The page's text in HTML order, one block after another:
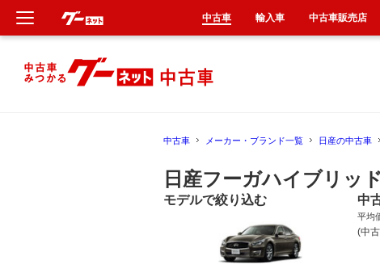
中古車 メーカー・ブランド一覧 日産の中古車
日産フーガハイブリッ
モデルで絞り込む 中
平均
(中
中古車 輸入車 中古車販売店
新車